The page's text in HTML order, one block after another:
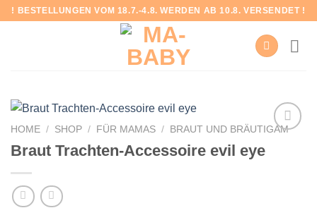
Skip! BESTELLUNGEN VOM 18.7.-4.8. WERDEN AB 10.8. VERSENDET !
HOME / SHOP / FÜR MAMAS / BRAUT UND BRÄUTIGAM
Braut Trachten-Accessoire evil eye